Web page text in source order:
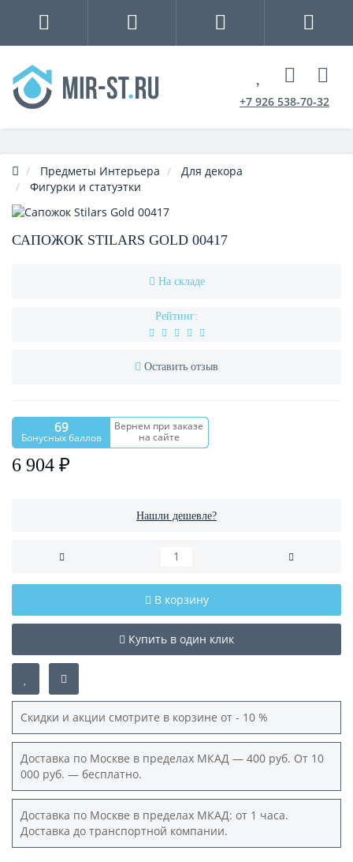
+7 926 538-70-32
Предметы Интерьера
Для декора
Фигурки и статуэтки
САПОЖОК STILARS GOLD 00417
На складе
Рейтинг:
Оставить отзыв
69
Бонусных баллов
Вернем при заказе
на сайте
6 904 ₽
Нашли дешевле?
В корзину
Купить в один клик
Скидки и акции смотрите в корзине от - 10 %
Доставка по Москве в пределах МКАД — 400 руб. От 10
000 руб. — бесплатно.
Доставка по Москве в пределах МКАД: от 1 часа.
Доставка до транспортной компании.